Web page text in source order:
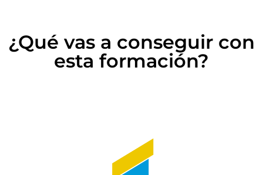
¿Qué vas a conseguir con
esta formación?